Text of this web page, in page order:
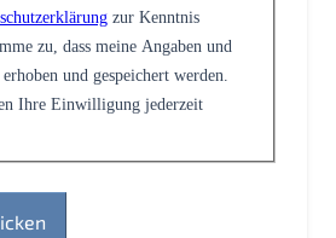
zur Kenntnis
zu, dass meine Angaben und
und gespeichert werden.
Ihre Einwilligung jederzeit